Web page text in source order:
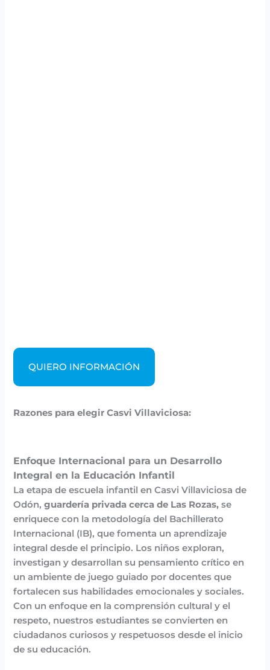
QUIERO INFORMACIÓN
Razones para elegir Casvi Villaviciosa:
Enfoque Internacional para un Desarrollo
Integral en la Educación Infantil
La etapa de escuela infantil en Casvi Villaviciosa de
Odón,guardería privada cerca de Las Rozas, se
enriquece con la metodología del Bachillerato
Internacional (IB), que fomenta un aprendizaje
integral desde el principio. Los niños exploran,
investigan y desarrollan su pensamiento crítico en
un ambiente de juego guiado por docentes que
fortalecen sus habilidades emocionales y sociales.
Con un enfoque en la comprensión cultural y el
respeto, nuestros estudiantes se convierten en
ciudadanos curiosos y respetuosos desde el inicio
de su educación.